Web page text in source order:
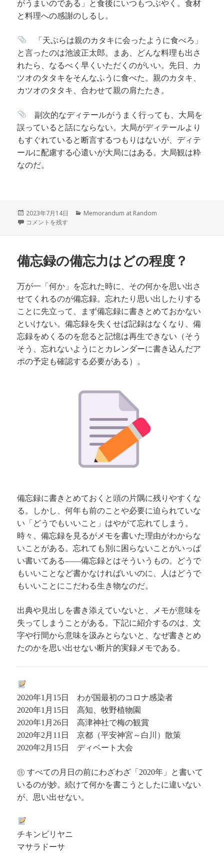
がうまいのである」と食後にいつもつぶやく。食材
と料理への感謝のしるし。
「天ぷらは親のカタキに会ったように食べろ」
と言ったのは池波正太郎。まあ、どんな料理も出さ
れたら、なるべく早くいただくのがいい。先日、カ
ツオのタタキをそんなふうに食べた。親のカタキ、
カツオのタタキ、合わせて親の肩たたき。
副次的なディテールがうまく行っても、大局を
誤っていると話にならない。大局がディテールより
もすぐれていると断言するつもりはないが、ディテ
ールに配慮する心遣いが大局にはある。大局観は粋
なのだ。
投
稿
2023年7月14日
カ
Memorandum at Random
特急車中のメモを読み返す に
コメントを残す
備忘録の備忘力はどの程度？
万が一「何か」を忘れた時に、その何かを思い出さ
せてくれるのが備忘録。忘れたり思い出したりする
ことに先立って、まず備忘録に書きとめておかない
といけない。備忘録を失くせば記録はなくなり、備
忘録をめくるのを怠ると記憶は再生できない（そう
そう、忘れないようにとカレンダーに書き込んだア
ポの予定も確認する必要がある）。
備忘録に書きとめておくと頭の片隅に残りやすくな
る。しかし、何年も前のことや必要に迫られていな
い「どうでもいいこと」はやがて忘れてしまう。
時々、備忘録を見るがメモを書いた理由がわからな
いことがある。忘れても別に困らないことがいっぱ
い書いてある――備忘録とはそういうもの。どうで
もいいことなど書かなければいいのに、人はどうで
もいいことにこだわる生き物なのだ。
出典や見出しを書き添えていないと、メモが意味を
失ってしまうことがある。下記に紹介するのは、文
字や行間から意味を汲みとらないと、なぜ書きとめ
たのかを思い出せない断片的実録メモである。
2020年1 月 15日 わが国最初のコロナ感染者
2020年1 月 15日 高知、牧野植物園
2020年1 月26日 高津神社で梅の観賞
2020年2月 11 日 京都（平安神宮～白川）散策
2020年2月 15日 ディベート大会
㊟ すべての月日の前にわざわざ「2020年」と書いて
いるのが妙。続けて何かを書こうとしたに違いない
が、思い出せない。
チキンビリヤニ
マサラドーサ